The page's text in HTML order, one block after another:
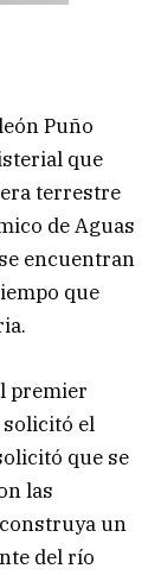
Puño
que
terrestre
de Aguas
encuentran
que
premier
solicitó el
que se
las
un
del río